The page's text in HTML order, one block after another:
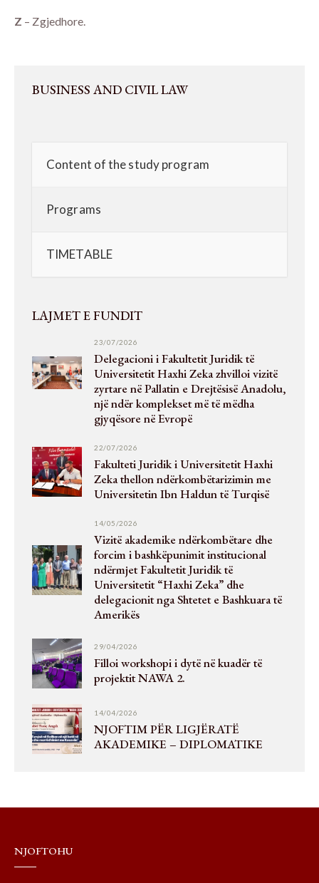
Z – Zgjedhore.
BUSINESS AND CIVIL LAW
Content of the study program
Programs
TIMETABLE
LAJMET E FUNDIT
23/07/2026
Delegacioni i Fakultetit Juridik të
Universitetit Haxhi Zeka zhvilloi vizitë
zyrtare në Pallatin e Drejtësisë Anadolu,
një ndër komplekset më të mëdha
gjyqësore në Evropë
22/07/2026
Fakulteti Juridik i Universitetit Haxhi
Zeka thellon ndërkombëtarizimin me
Universitetin Ibn Haldun të Turqisë
14/05/2026
Vizitë akademike ndërkombëtare dhe
forcim i bashkëpunimit institucional
ndërmjet Fakultetit Juridik të
Universitetit “Haxhi Zeka” dhe
delegacionit nga Shtetet e Bashkuara të
Amerikës
29/04/2026
Filloi workshopi i dytë në kuadër të
projektit NAWA 2.
14/04/2026
NJOFTIM PËR LIGJËRATË
AKADEMIKE – DIPLOMATIKE
NJOFTOHU